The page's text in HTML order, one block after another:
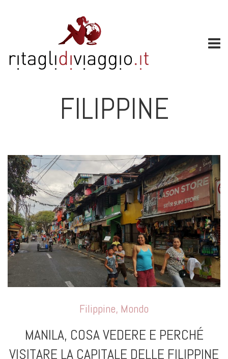
FILIPPINE
Filippine, Mondo
MANILA, COSA VEDERE E PERCHÉ
VISITARE LA CAPITALE DELLE FILIPPINE